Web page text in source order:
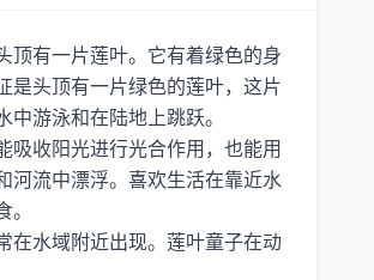
顶有一片莲叶。它有着绿色的身
是头顶有一片绿色的莲叶，这片
游泳和在陆地上跳跃。
吸收阳光进行光合作用，也能用
河流中漂浮。喜欢生活在靠近水
在水域附近出现。莲叶童子在动